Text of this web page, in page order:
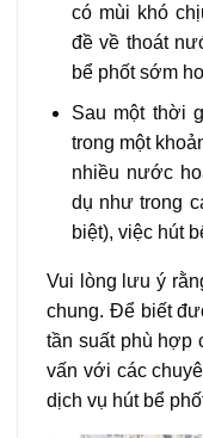
có mùi khó
đề về thoát
bể phốt sớm
Sau một thời
trong một
nhiều nước
dụ như trong
biệt), việc hút
Vui lòng lưu ý
chung. Để biết
tần suất phù hợp
vấn với các
dịch vụ hút bể